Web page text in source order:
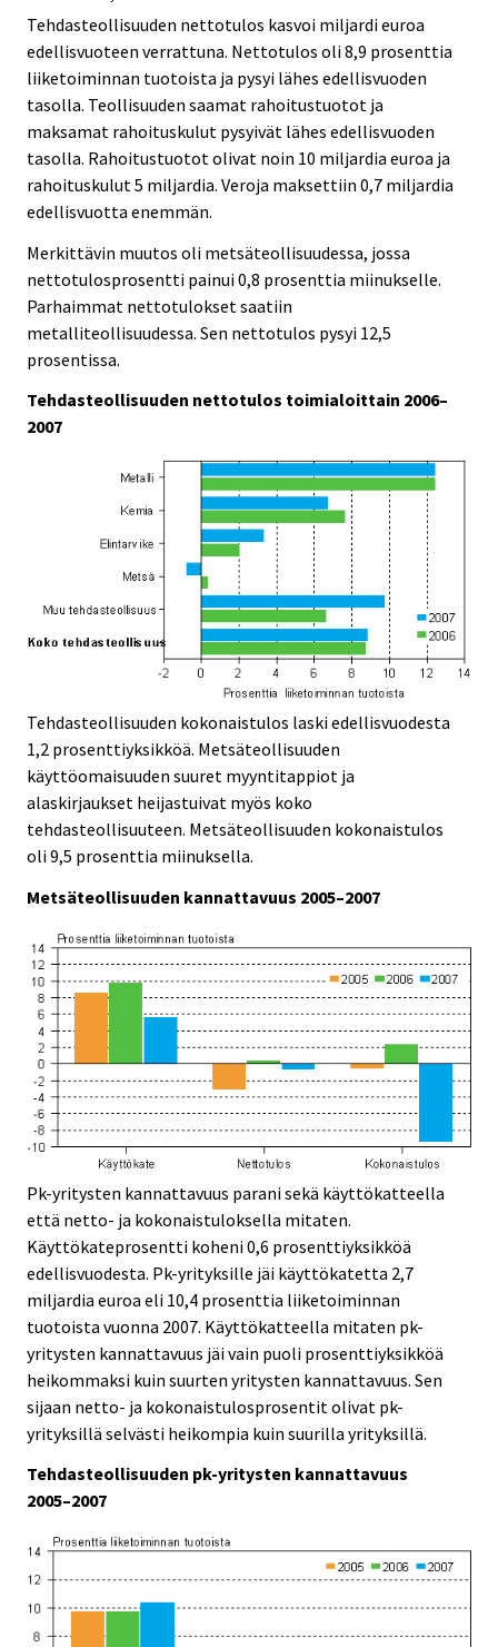
Tehdasteollisuuden nettotulos kasvoi miljardi euroa
edellisvuoteen verrattuna. Nettotulos oli 8,9 prosenttia
liiketoiminnan tuotoista ja pysyi lähes edellisvuoden
tasolla. Teollisuuden saamat rahoitustuotot ja
maksamat rahoituskulut pysyivät lähes edellisvuoden
tasolla. Rahoitustuotot olivat noin 10 miljardia euroa ja
rahoituskulut 5 miljardia. Veroja maksettiin 0,7 miljardia
edellisvuotta enemmän.
Merkittävin muutos oli metsäteollisuudessa, jossa
nettotulosprosentti painui 0,8 prosenttia miinukselle.
Parhaimmat nettotulokset saatiin
metalliteollisuudessa. Sen nettotulos pysyi 12,5
prosentissa.
Tehdasteollisuuden nettotulos toimialoittain 2006–
2007
Tehdasteollisuuden kokonaistulos laski edellisvuodesta
1,2 prosenttiyksikköä. Metsäteollisuuden
käyttöomaisuuden suuret myyntitappiot ja
alaskirjaukset heijastuivat myös koko
tehdasteollisuuteen. Metsäteollisuuden kokonaistulos
oli 9,5 prosenttia miinuksella.
Metsäteollisuuden kannattavuus 2005–2007
Pk-yritysten kannattavuus parani sekä käyttökatteella
että netto- ja kokonaistuloksella mitaten.
Käyttökateprosentti koheni 0,6 prosenttiyksikköä
edellisvuodesta. Pk-yrityksille jäi käyttökatetta 2,7
miljardia euroa eli 10,4 prosenttia liiketoiminnan
tuotoista vuonna 2007. Käyttökatteella mitaten pk-
yritysten kannattavuus jäi vain puoli prosenttiyksikköä
heikommaksi kuin suurten yritysten kannattavuus. Sen
sijaan netto- ja kokonaistulosprosentit olivat pk-
yrityksillä selvästi heikompia kuin suurilla yrityksillä.
Tehdasteollisuuden pk-yritysten kannattavuus
2005–2007